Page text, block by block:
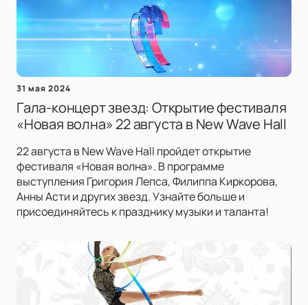
31 мая 2024
Гала-концерт звезд: Открытие фестиваля
«Новая волна» 22 августа в New Wave Hall
22 августа в New Wave Hall пройдет открытие
фестиваля «Новая волна». В программе
выступления Григория Лепса, Филиппа Киркорова,
Анны Асти и других звезд. Узнайте больше и
присоединяйтесь к празднику музыки и таланта!